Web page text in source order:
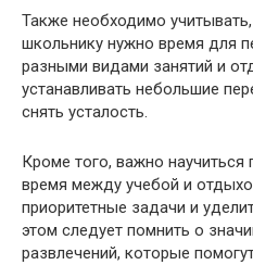
Также необходимо
школьнику нужно время для
разными видами занятий и
устанавливать небольшие
снять усталость.
Кроме того, важно научиться
время между учебой и
приоритетные задачи и
этом следует помнить о
развлечений, которые